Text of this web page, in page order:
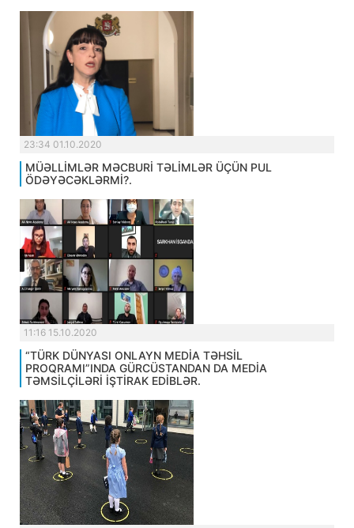
23:34 01.10.2020
MÜƏLLİMLƏR MƏCBURİ TƏLİMLƏR ÜÇÜN PUL
ÖDƏYƏCƏKLƏRMİ?.
11:16 15.10.2020
“TÜRK DÜNYASI ONLAYN MEDİA TƏHSİL
PROQRAMI”INDA GÜRCÜSTANDAN DA MEDİA
TƏMSİLÇİLƏRİ İŞTİRAK EDİBLƏR.